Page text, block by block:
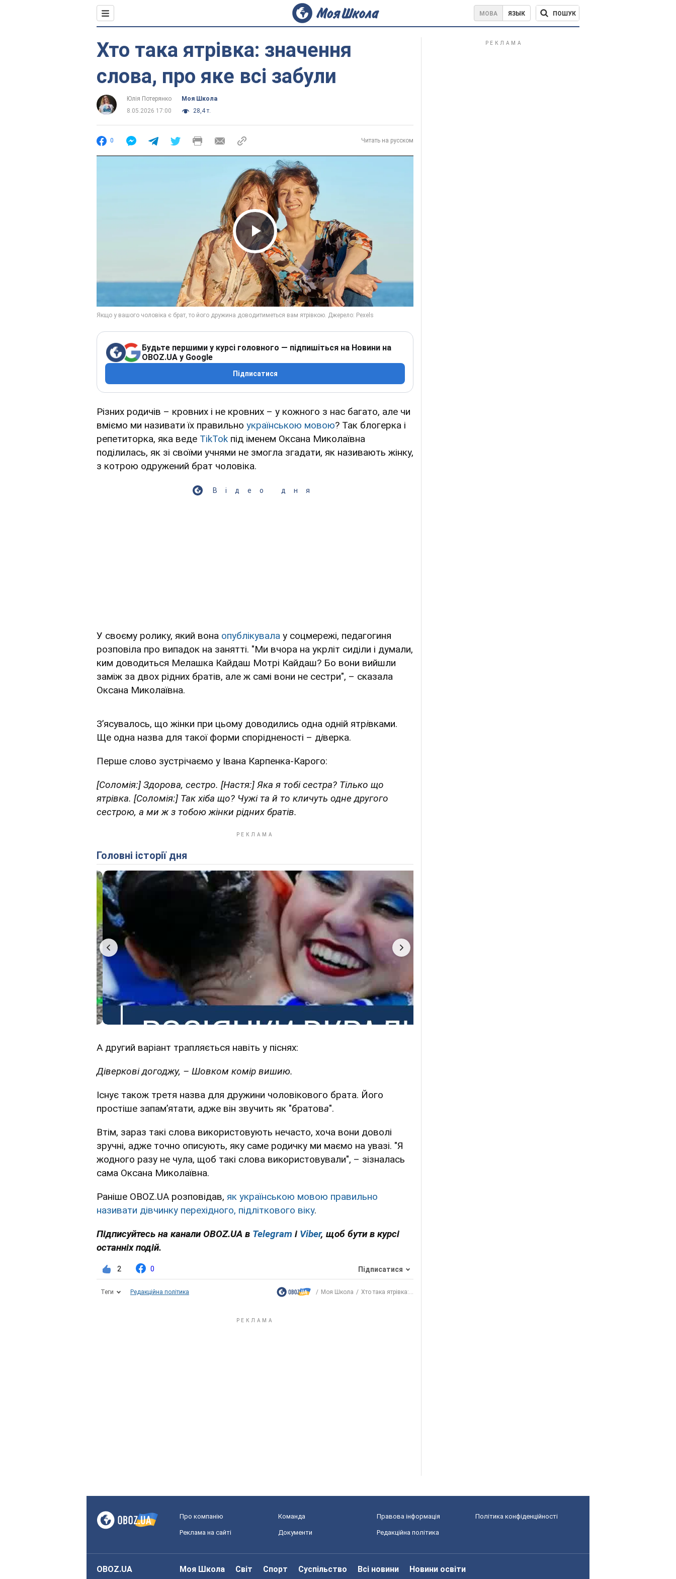
МОВА ЯЗЫК ПОШУК
Хто така ятрівка: значення
слова, про яке всі забули
Юлія Потерянко
Моя Школа
8.05.2026 17:00
28,4 т.
0 Читать на русском
Play Video
Будьте першими у курсі головного — підпишіться на Новини на
OBOZ.UA у Google
Підписатися
Різних родичів – кровних і не кровних – у кожного з нас багато, але чи
вміємо ми називати їх правильно українською мовою? Так блогерка і
репетиторка, яка веде TikTok під іменем Оксана Миколаївна
поділилась, як зі своїми учнями не змогла згадати, як називають жінку,
з котрою одружений брат чоловіка.
Відео дня
У своєму ролику, який вона опублікувала у соцмережі, педагогиня
розповіла про випадок на занятті. "Ми вчора на укрліт сиділи і думали,
ким доводиться Мелашка Кайдаш Мотрі Кайдаш? Бо вони вийшли
заміж за двох рідних братів, але ж самі вони не сестри", – сказала
Оксана Миколаївна.
З’ясувалось, що жінки при цьому доводились одна одній ятрівками.
Ще одна назва для такої форми спорідненості – діверка.
Перше слово зустрічаємо у Івана Карпенка-Карого:
[Соломія:] Здорова, сестро. [Настя:] Яка я тобі сестра? Тілько що
ятрівка. [Соломія:] Так хіба що? Чужі та й то кличуть одне другого
сестрою, а ми ж з тобою жінки рідних братів.
Головні історії дня
А другий варіант трапляється навіть у піснях:
Діверкові догоджу, – Шовком комір вишию.
Існує також третя назва для дружини чоловікового брата. Його
простіше запам’ятати, адже він звучить як "братова".
Втім, зараз такі слова використовують нечасто, хоча вони доволі
зручні, адже точно описують, яку саме родичку ми маємо на увазі. "Я
жодного разу не чула, щоб такі слова використовували", – зізналась
сама Оксана Миколаївна.
Раніше OBOZ.UA розповідав, як українською мовою правильно
називати дівчинку перехідного, підліткового віку.
Підписуйтесь на канали OBOZ.UA в Telegram і Viber, щоб бути в курсі
останніх подій.
2 0 Підписатися
Теги Редакційна політика Моя Школа Хто така ятрівка:...
Про компанію Команда Правова інформація Політика конфіденційності
Реклама на сайті Документи Редакційна політика
OBOZ.UA Моя Школа Світ Спорт Суспільство Всі новини Новини освіти